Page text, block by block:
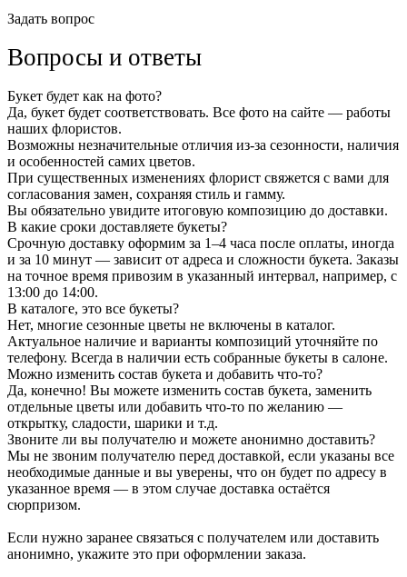
Задать вопрос
Вопросы и ответы
Букет будет как на фото?
Да, букет будет соответствовать. Все фото на сайте — работы
наших флористов.
Возможны незначительные отличия из-за сезонности, наличия
и особенностей самих цветов.
При существенных изменениях флорист свяжется с вами для
согласования замен, сохраняя стиль и гамму.
Вы обязательно увидите итоговую композицию до доставки.
В какие сроки доставляете букеты?
Срочную доставку оформим за 1–4 часа после оплаты, иногда
и за 10 минут — зависит от адреса и сложности букета. Заказы
на точное время привозим в указанный интервал, например, с
13:00 до 14:00.
В каталоге, это все букеты?
Нет, многие сезонные цветы не включены в каталог.
Актуальное наличие и варианты композиций уточняйте по
телефону. Всегда в наличии есть собранные букеты в салоне.
Можно изменить состав букета и добавить что-то?
Да, конечно! Вы можете изменить состав букета, заменить
отдельные цветы или добавить что-то по желанию —
открытку, сладости, шарики и т.д.
Звоните ли вы получателю и можете анонимно доставить?
Мы не звоним получателю перед доставкой, если указаны все
необходимые данные и вы уверены, что он будет по адресу в
указанное время — в этом случае доставка остаётся
сюрпризом.
Если нужно заранее связаться с получателем или доставить
анонимно, укажите это при оформлении заказа.